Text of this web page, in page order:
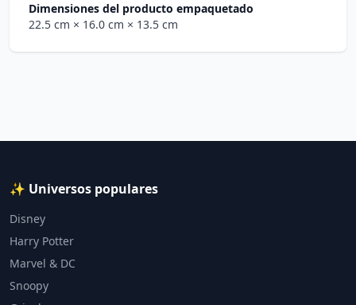
Dimensiones del producto empaquetado
22.5 cm × 16.0 cm × 13.5 cm
✨ Universos populares
Disney
Harry Potter
Marvel & DC
Snoopy